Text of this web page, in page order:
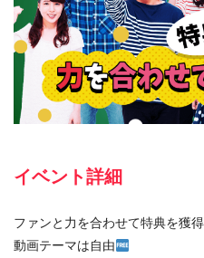
イベント詳細
ファンと力を合わせて特典を獲
動画テーマは自由